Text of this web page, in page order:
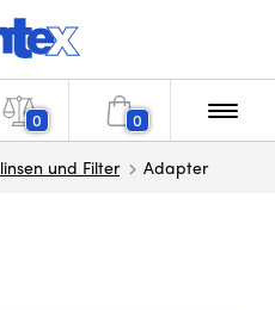
0 0
linsen und Filter Adapter